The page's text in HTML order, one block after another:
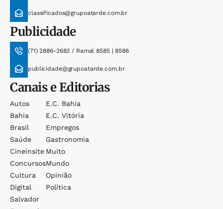
classificados@grupoatarde.com.br
Publicidade
(71) 2886-2683 / Ramal 8585 | 8586
publicidade@grupoatarde.com.br
Canais e Editorias
Autos
Bahia
Brasil
Saúde
Cineinsite
Concursos
Cultura
Digital
Salvador
E.c. Bahia
E.c. Vitória
Empregos
Gastronomia
Muito
Mundo
Opinião
Política